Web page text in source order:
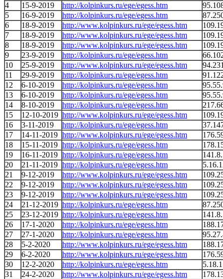
4
15-9-2019 http://kolpinkurs.ru/ege/egess.htm
5
16-9-2019 http://kolpinkurs.ru/ege/egess.htm
6
18-9-2019 http://www.kolpinkurs.ru/ege/egess.htm
7
18-9-2019 http://www.kolpinkurs.ru/ege/egess.htm
8
18-9-2019 http://www.kolpinkurs.ru/ege/egess.htm
9
23-9-2019 http://kolpinkurs.ru/ege/egess.htm
10
25-9-2019 http://www.kolpinkurs.ru/ege/egess.htm
11
29-9-2019 http://kolpinkurs.ru/ege/egess.htm
12
6-10-2019 http://kolpinkurs.ru/ege/egess.htm
13
6-10-2019 http://kolpinkurs.ru/ege/egess.htm
14
8-10-2019 http://kolpinkurs.ru/ege/egess.htm
15
12-10-2019 http://www.kolpinkurs.ru/ege/egess.htm
16
3-11-2019 http://kolpinkurs.ru/ege/egess.htm
17
14-11-2019 http://www.kolpinkurs.ru/ege/egess.htm
18
15-11-2019 http://kolpinkurs.ru/ege/egess.htm
19
16-11-2019 http://kolpinkurs.ru/ege/egess.htm
20
21-11-2019 http://kolpinkurs.ru/ege/egess.htm
21
9-12-2019 http://www.kolpinkurs.ru/ege/egess.htm
22
9-12-2019 http://www.kolpinkurs.ru/ege/egess.htm
23
9-12-2019 http://www.kolpinkurs.ru/ege/egess.htm
24
21-12-2019 http://kolpinkurs.ru/ege/egess.htm
25
23-12-2019 http://kolpinkurs.ru/ege/egess.htm
26
17-1-2020 http://kolpinkurs.ru/ege/egess.htm
27
27-1-2020 http://kolpinkurs.ru/ege/egess.htm
28
5-2-2020 http://www.kolpinkurs.ru/ege/egess.htm
29
6-2-2020 http://www.kolpinkurs.ru/ege/egess.htm
30
12-2-2020 http://kolpinkurs.ru/ege/egess.htm
31
24-2-2020 http://www.kolpinkurs.ru/ege/egess.htm